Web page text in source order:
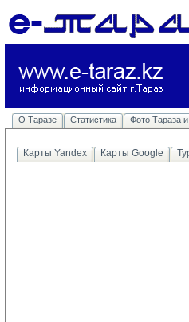
О Таразе Статистика Фото Тараза
Карты Yandex Карты Google